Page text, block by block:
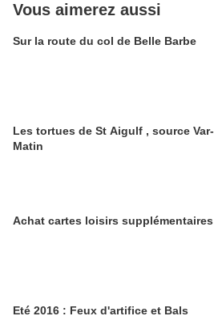
Vous aimerez aussi
Sur la route du col de Belle Barbe
Les tortues de St Aigulf , source Var-
Matin
Achat cartes loisirs supplémentaires
Eté 2016 : Feux d'artifice et Bals